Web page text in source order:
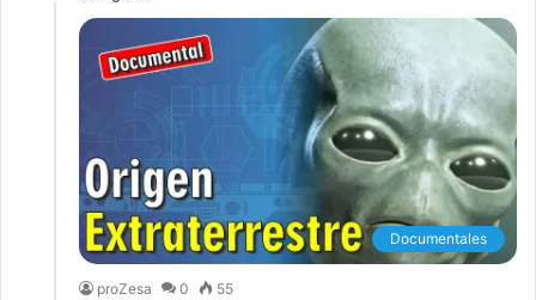
Documentales
proZesa 0 55